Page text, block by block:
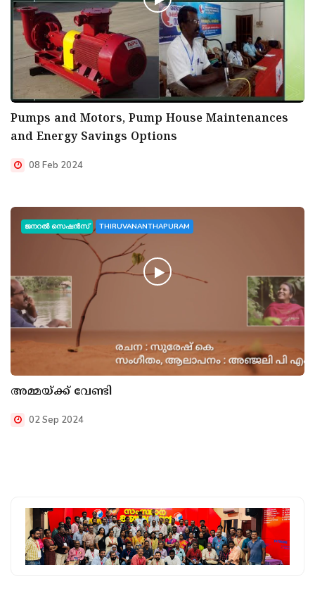
Pumps and Motors, Pump House Maintenances
and Energy Savings Options
08 Feb 2024
ജനറൽ സെഷൻസ് THIRUVANANTHAPURAM
അമ്മയ്ക്ക് വേണ്ടി
02 Sep 2024